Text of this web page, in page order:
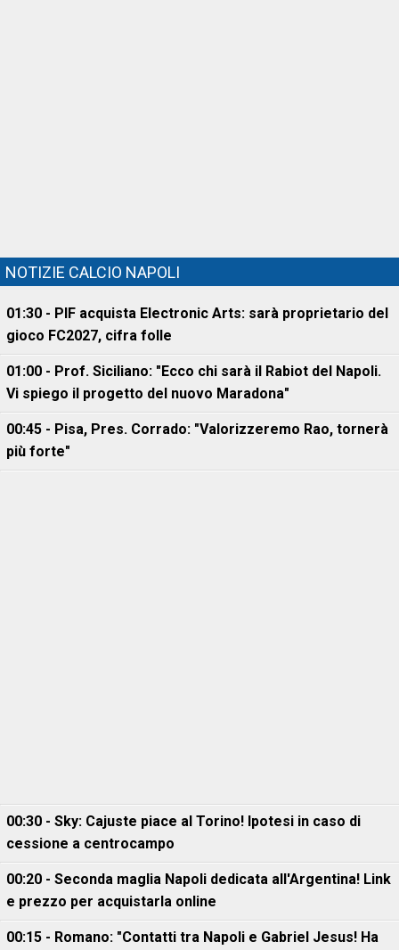
NOTIZIE CALCIO NAPOLI
01:30 - PIF acquista Electronic Arts: sarà proprietario del
gioco FC2027, cifra folle
01:00 - Prof. Siciliano: "Ecco chi sarà il Rabiot del Napoli.
Vi spiego il progetto del nuovo Maradona"
00:45 - Pisa, Pres. Corrado: "Valorizzeremo Rao, tornerà
più forte"
00:30 - Sky: Cajuste piace al Torino! Ipotesi in caso di
cessione a centrocampo
00:20 - Seconda maglia Napoli dedicata all'Argentina! Link
e prezzo per acquistarla online
00:15 - Romano: "Contatti tra Napoli e Gabriel Jesus! Ha